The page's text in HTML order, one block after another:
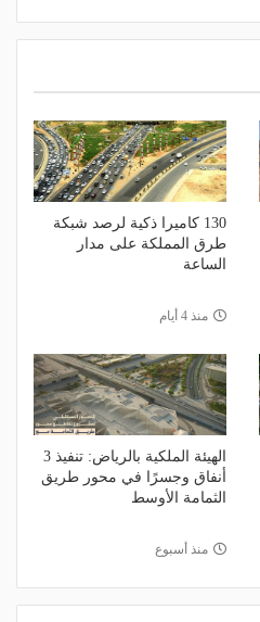
130 كاميرا ذكية لرصد شبكة
طرق المملكة على مدار
الساعة
منذ 4 أيام
الهيئة الملكية بالرياض: تنفيذ 3
أنفاق وجسرًا في محور طريق
الثمامة الأوسط
منذ أسبوع